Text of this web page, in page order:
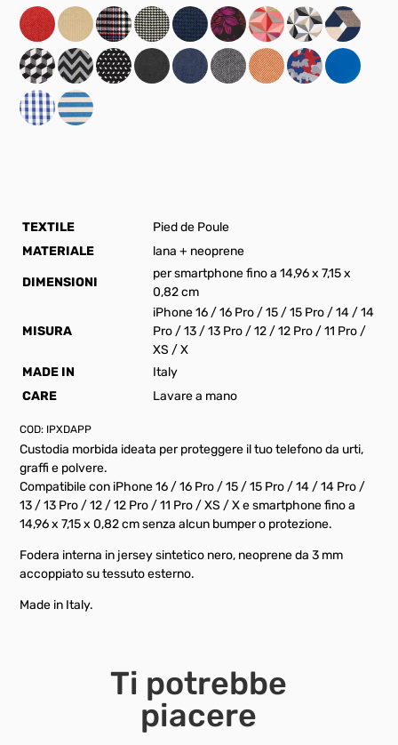
TEXTILE
Pied de Poule
MATERIALE
lana + neoprene
DIMENSIONI
per smartphone fino a 14,96 x 7,15 x
0,82 cm
MISURA
iPhone 16 / 16 Pro / 15 / 15 Pro / 14 / 14
Pro / 13 / 13 Pro / 12 / 12 Pro / 11 Pro /
XS / X
MADE IN
Italy
CARE
Lavare a mano
COD: IPXDAPP
Custodia morbida ideata per proteggere il tuo telefono da urti,
graffi e polvere.
Compatibile con iPhone 16 / 16 Pro / 15 / 15 Pro / 14 / 14 Pro /
13 / 13 Pro / 12 / 12 Pro / 11 Pro / XS / X e smartphone fino a
14,96 x 7,15 x 0,82 cm senza alcun bumper o protezione.
Fodera interna in jersey sintetico nero, neoprene da 3 mm
accoppiato su tessuto esterno.
Made in Italy.
Ti potrebbe
piacere